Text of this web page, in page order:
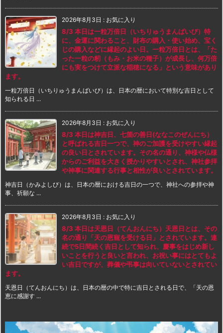
2026年8月3日 : お気に入り
8/3 本日は一粒万倍日（いちりゅうまんばいび）特
に、金運に関わること、財布の購入・使い始め、宝く
じの購入などに縁起のよい日。一粒万倍日とは、「た
った一粒の籾（もみ・お米の種子）が成長し、何万倍
にも実をつけて立派な稲穂になる」という意味があり
ます。
一粒万倍日（いちりゅうまんばいび）は、日本の暦において特別な吉日として
知られる日 ...
2026年8月3日 : お気に入り
8/3 本日は神吉日、七箇の善日(ななこのぜんにち）
と呼ばれる吉日一つで、神のご加護を受けやすい縁起
の良い日とされています。その名の通り、神様や仏様
からのご利益を大きく授かりやすいとされ、神社参拝
や神事に関連する行事と相性が良いとされています。
神吉日（かみよしび）は、日本の暦における吉日の一つで、神社への参拝や神
事、祈願な ...
2026年8月3日 : お気に入り
8/3 本日は天恩日（てんおんにち）天恩日とは、その
名の通り「天の恩寵を受ける日」とされています。連
続で5日間続く吉日として知られ、慶事をはじめ新し
いことを行うと良いと言われ、お祝い事にはとてもよ
い吉日ですが、葬儀や弔事は向いていないとされてい
ます。
天恩日（てんおんにち）は、日本の暦の中で特に吉日とされる日で、「天の恩
恵に感謝す ...